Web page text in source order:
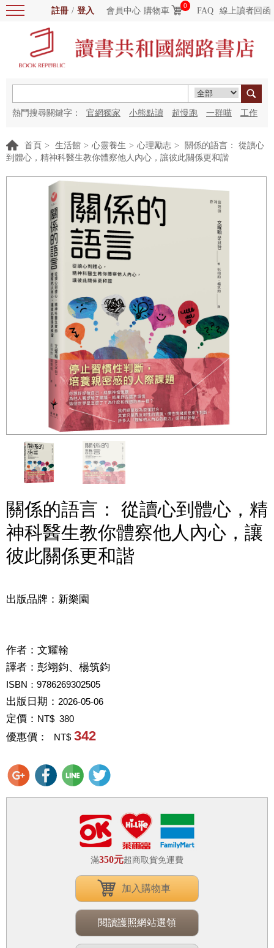
註冊 / 登入 會員中心 購物車
0
FAQ 線上讀者回函
熱門搜尋關鍵字： 官網獨家 小熊點讀 超慢跑 一群喵 工作
首頁 > 生活館 > 心靈養生 > 心理勵志 >
關係的語言： 從讀心
到體心，精神科醫生教你體察他人內心，讓彼此關係更和諧
關係的語言： 從讀心到體心，精
神科醫生教你體察他人內心，讓
彼此關係更和諧
出版品牌：新樂園
作者： 文耀翰
譯者： 彭翊鈞、楊筑鈞
ISBN：9786269302505
出版日期： 2026-05-06
定價： NT$ 380
優惠價： NT$ 342
滿350元超商取貨免運費
加入購物車
閱讀護照網站選領